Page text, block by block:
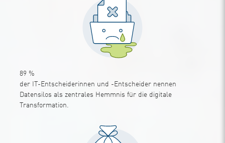
89 %
der IT-Entscheiderinnen und -Entscheider nennen
Datensilos als zentrales Hemmnis für die digitale
Transformation.